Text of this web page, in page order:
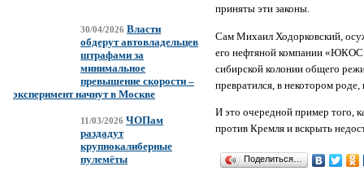
30/04/2026 Власти
обдерут автовладельцев
штрафами за
минимальное
превышение скорости –
эксперимент начнут в Москве
11/03/2026 ЧОПам
раздадут
крупнокалиберные
пулемёты
приняты эти законы.
Сам Михаил Ходорковский,
его нефтяной компании
сибирской колонии общего
превратился, в некотором роде,
И это очередной пример того,
против Кремля и вскрыть
Поделиться…